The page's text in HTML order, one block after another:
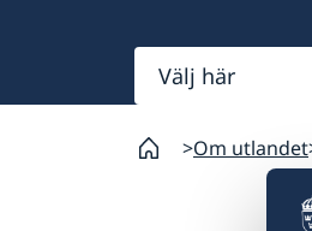
Välj
här
Om utlandet